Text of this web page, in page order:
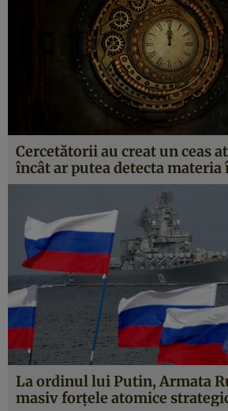
Cercetătorii au creat un ceas
încât ar putea detecta materia
La ordinul lui Putin, Armata
masiv forţele atomice